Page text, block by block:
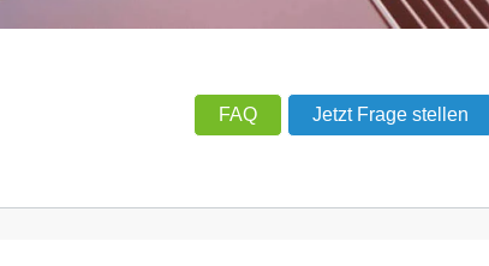
FAQ Jetzt Frage stellen